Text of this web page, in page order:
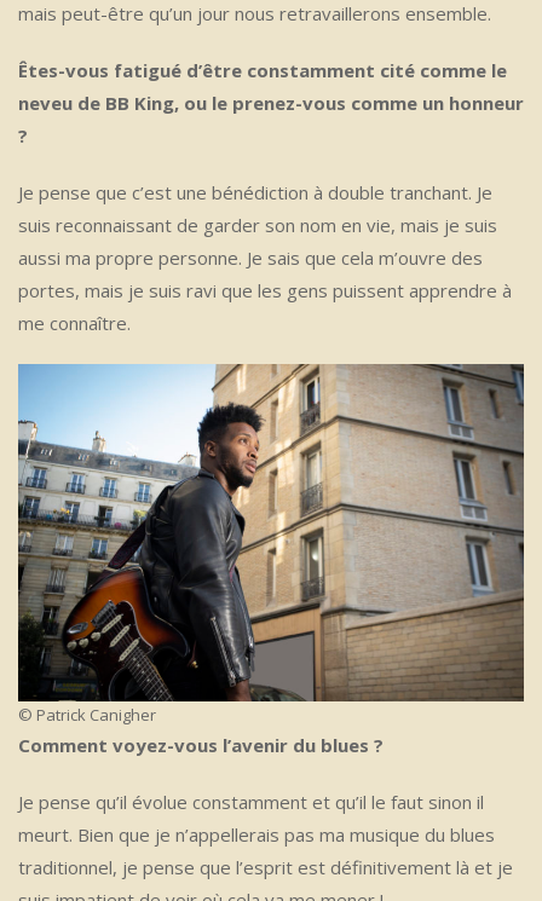
mais peut-être qu’un jour nous retravaillerons ensemble.
Êtes-vous fatigué d’être constamment cité comme le
neveu de BB King, ou le prenez-vous comme un honneur
?
Je pense que c’est une bénédiction à double tranchant. Je
suis reconnaissant de garder son nom en vie, mais je suis
aussi ma propre personne. Je sais que cela m’ouvre des
portes, mais je suis ravi que les gens puissent apprendre à
me connaître.
© Patrick Canigher
Comment voyez-vous l’avenir du blues ?
Je pense qu’il évolue constamment et qu’il le faut sinon il
meurt. Bien que je n’appellerais pas ma musique du blues
traditionnel, je pense que l’esprit est définitivement là et je